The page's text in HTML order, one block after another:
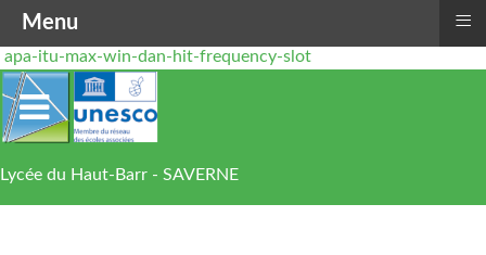
apa-itu-max-win-dan-hit-frequency-slot
Lycée du Haut-Barr - SAVERNE
Menu ≡